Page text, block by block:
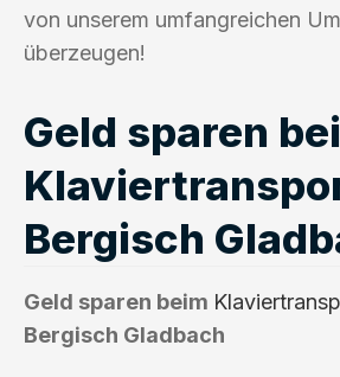
von unserem umfangreichen
überzeugen!
Geld sparen
Bergisch
Geld sparen beim
Bergisch Gladbach